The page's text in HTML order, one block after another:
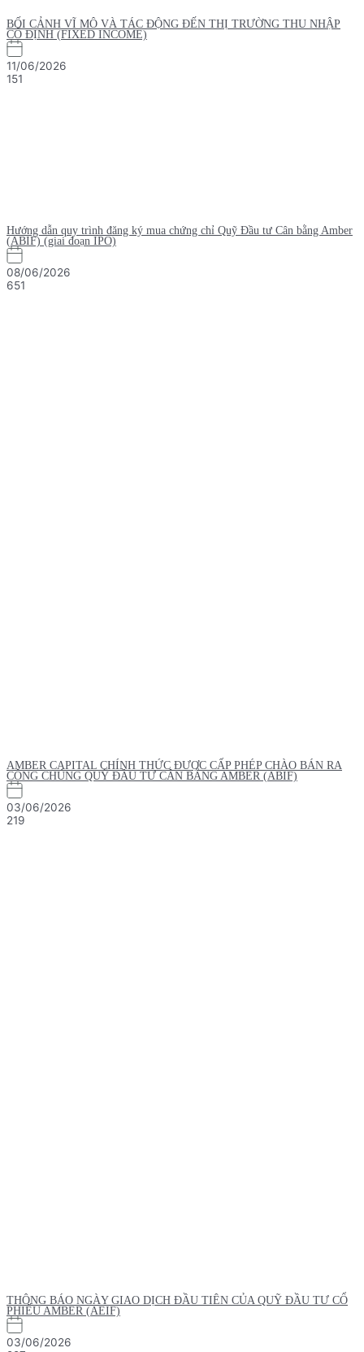
BỐI CẢNH VĨ MÔ VÀ TÁC ĐỘNG ĐẾN THỊ TRƯỜNG THU NHẬP
CỐ ĐỊNH (FIXED INCOME)
11/06/2026
151
Hướng dẫn quy trình đăng ký mua chứng chỉ Quỹ Đầu tư Cân bằng Amber
(ABIF) (giai đoạn IPO)
08/06/2026
651
AMBER CAPITAL CHÍNH THỨC ĐƯỢC CẤP PHÉP CHÀO BÁN RA
CÔNG CHÚNG QUỸ ĐẦU TƯ CÂN BẰNG AMBER (ABIF)
03/06/2026
219
THÔNG BÁO NGÀY GIAO DỊCH ĐẦU TIÊN CỦA QUỸ ĐẦU TƯ CỔ
PHIẾU AMBER (AEIF)
03/06/2026